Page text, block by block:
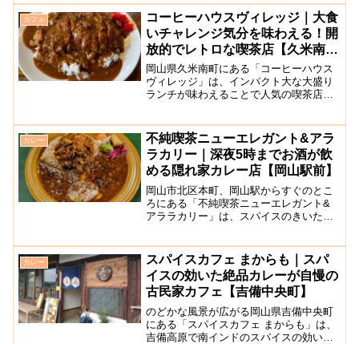
などこか懐かしさのある建物をリノベー
ションされたもので、店...
カフェ
コーヒーハウスヴィレッジ｜大食
いチャレンジ気分を味わえる！開
放的でレトロな喫茶店【久米南
町】
岡山県久米南町にある「コーヒーハウス
ヴィレッジ」は、インパクト大な大盛り
ランチが味わえることで人気の喫茶店で
ていたり、観葉植物がたくさん置かれて
いたりと落ち着いた空間に...
カレー
不純喫茶ニューエレガント&アラ
ラカリー｜深夜5時までお酒が飲
める隠れ家カレー店【岡山駅前】
岡山市北区本町、岡山駅からすぐのとこ
ろにある「不純喫茶ニューエレガント&
アララカリー」は、スパイスのきいた本
リーという名前で営業されていました
が、2020年に岡山駅前に...
カレー
スパイスカフェ まからも｜スパ
イスの効いた絶品カレーが自慢の
古民家カフェ【吉備中央町】
のどかな風景が広がる岡山県吉備中央町
にある「スパイスカフェ まからも」は、
吉備高原で南インドのスパイスの効いた